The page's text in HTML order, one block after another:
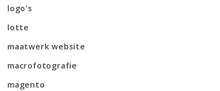
logo's
lotte
maatwerk website
macrofotografie
magento